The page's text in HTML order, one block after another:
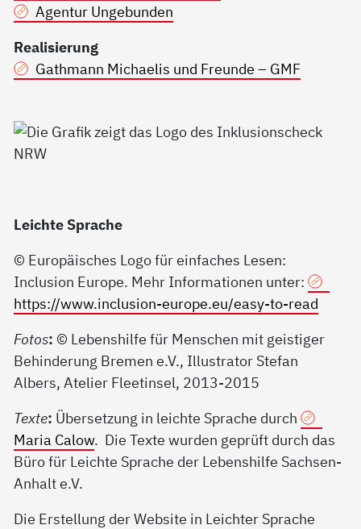
Agentur Ungebunden
Realisierung
Gathmann Michaelis und Freunde – GMF
Leichte Sprache
© Europäisches Logo für einfaches Lesen:
Inclusion Europe. Mehr Informationen unter:
https://www.inclusion-europe.eu/easy-to-read
Fotos: © Lebenshilfe für Menschen mit geistiger
Behinderung Bremen e.V., Illustrator Stefan
Albers, Atelier Fleetinsel, 2013-2015
Texte: Übersetzung in leichte Sprache durch
Maria Calow. Die Texte wurden geprüft durch das
Büro für Leichte Sprache der Lebenshilfe Sachsen-
Anhalt e.V.
Die Erstellung der Website in Leichter Sprache